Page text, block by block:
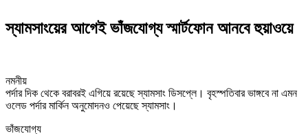
স্যামসাংয়ের আগেই ভাঁজযোগ্য স্মার্টফোন আনবে হুয়াওয়ে
নমনীয়
পর্দার দিক থেকে বরাবরই এগিয়ে রয়েছে স্যামসাং ডিসপ্লে। বৃহস্পতিবার ভাঙ্গবে না এমন
ওলেড পর্দার মার্কিন অনুমোদনও পেয়েছে স্যামসাং।
ভাঁজযোগ্য